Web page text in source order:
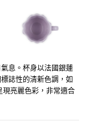
息。杯身以法國銀蓮
誌性的清新色調，如
現亮麗色彩，非常適合